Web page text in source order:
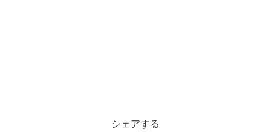
シェアする